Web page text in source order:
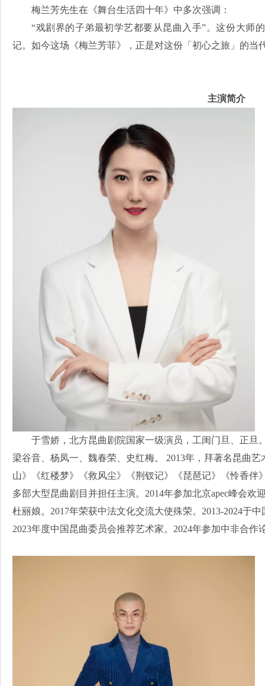
梅兰芳先生在《舞台生活四十年》中多次强调：
“戏剧界的子弟最初学艺都要从昆曲入手”。这份大师
记。如今这场《梅兰芳菲》，正是对这份「初心之旅」的当
主演简介
于雪娇，北方昆曲剧院国家一级演员，工闺门旦、正旦
梁谷音、杨凤一、魏春荣、史红梅。 2013年，拜著名昆曲
山》《红楼梦》《救风尘》《荆钗记》《琵琶记》《怜香伴
多部大型昆曲剧目并担任主演。2014年参加北京apec峰会欢
杜丽娘。2017年荣获中法文化交流大使殊荣。2013-2024于
2023年度中国昆曲委员会推荐艺术家。2024年参加中非合作